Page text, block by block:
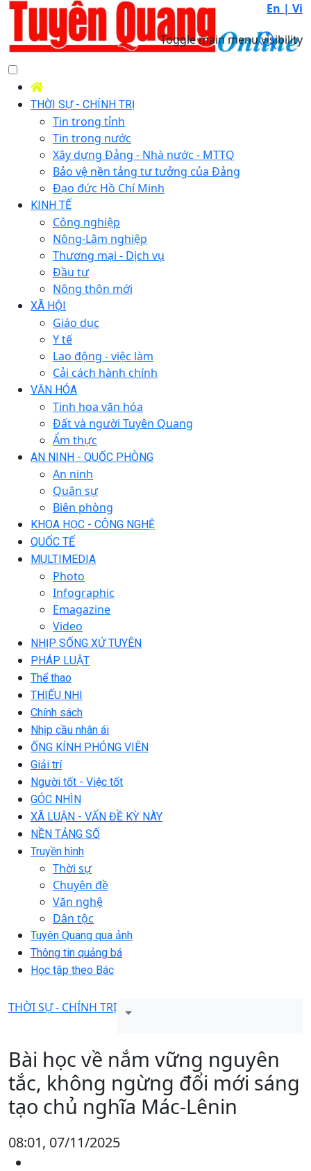
En | Vi
Toggle main menu visibility
THỜI SỰ - CHÍNH TRỊ
Tin trong tỉnh
Tin trong nước
Xây dựng Đảng - Nhà nước - MTTQ
Bảo vệ nền tảng tư tưởng của Đảng
Đạo đức Hồ Chí Minh
KINH TẾ
Công nghiệp
Nông-Lâm nghiệp
Thương mại - Dịch vụ
Đầu tư
Nông thôn mới
XÃ HỘI
Giáo dục
Y tế
Lao động - việc làm
Cải cách hành chính
VĂN HÓA
Tinh hoa văn hóa
Đất và người Tuyên Quang
Ẩm thực
AN NINH - QUỐC PHÒNG
An ninh
Quân sự
Biên phòng
KHOA HỌC - CÔNG NGHỆ
QUỐC TẾ
MULTIMEDIA
Photo
Infographic
Emagazine
Video
NHỊP SỐNG XỨ TUYÊN
PHÁP LUẬT
Thể thao
THIẾU NHI
Chính sách
Nhịp cầu nhân ái
ỐNG KÍNH PHÓNG VIÊN
Giải trí
Người tốt - Việc tốt
GÓC NHÌN
XÃ LUẬN - VẤN ĐỀ KỲ NÀY
NỀN TẢNG SỐ
Truyền hình
Thời sự
Chuyên đề
Văn nghệ
Dân tộc
Tuyên Quang qua ảnh
Thông tin quảng bá
Học tập theo Bác
THỜI SỰ - CHÍNH TRỊ
Bài học về nắm vững nguyên
tắc, không ngừng đổi mới sáng
tạo chủ nghĩa Mác-Lênin
08:01, 07/11/2025